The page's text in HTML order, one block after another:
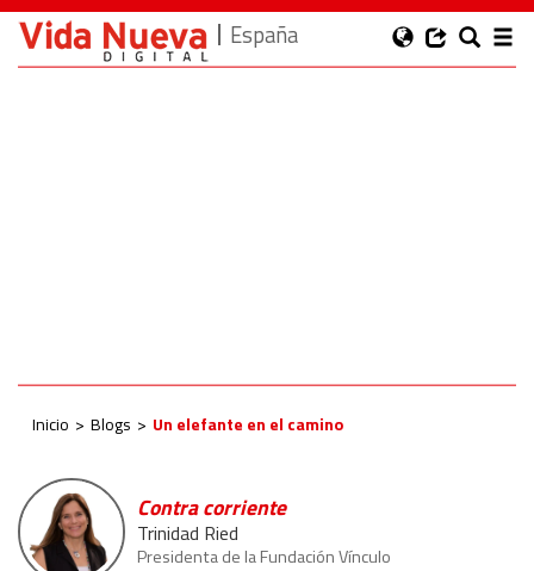
España
Inicio Blogs Un elefante en el camino
Contra corriente
Trinidad Ried
Presidenta de la Fundación Vínculo